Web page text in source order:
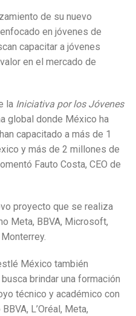
de su nuevo
en jóvenes de
capacitar a jóvenes
en el mercado de
la Iniciativa por los Jóvenes
global donde México ha
capacitado a más de 1
y más de 2 millones de
Fauto Costa, CEO de
proyecto que se realiza
Meta, BBVA, Microsoft,
México también
brindar una formación
técnico y académico con
L’Oréal, Meta,